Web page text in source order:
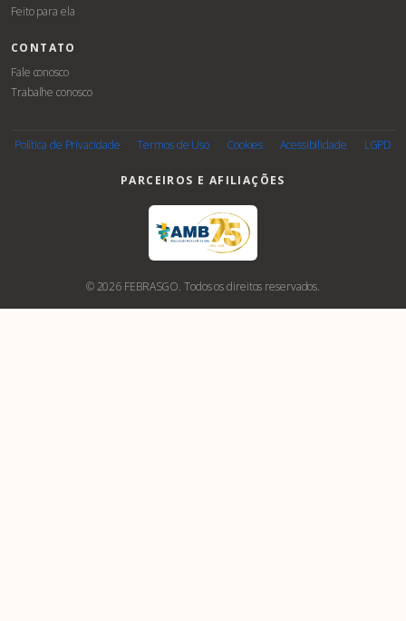
Feito para ela
CONTATO
Fale conosco
Trabalhe conosco
Política de Privacidade Termos de Uso Cookies Acessibilidade LGPD
PARCEIROS E AFILIAÇÕES
© 2026 FEBRASGO. Todos os direitos reservados.